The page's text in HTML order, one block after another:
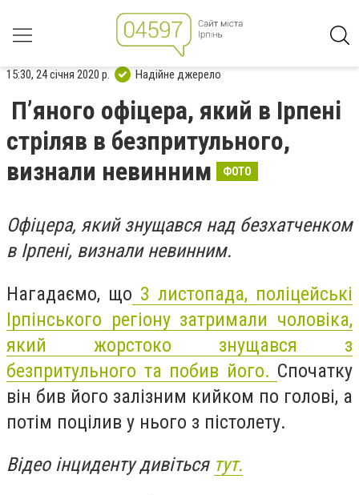
15:30, 24 січня 2020 р. Надійне джерело
П’яного офіцера, який в Ірпені
стріляв в безпритульного,
визнали невинним
ФОТО
Офіцера, який знущався над безхатченком
в Ірпені, визнали невинним.
Нагадаємо, що 3 листопада, поліцейські
Ірпінського регіону затримали чоловіка,
який жорстоко знущався з
безпритульного та побив його. Спочатку
він бив його залізним кийком по голові, а
потім поцілив у нього з пістолету.
Відео інциденту дивіться тут.